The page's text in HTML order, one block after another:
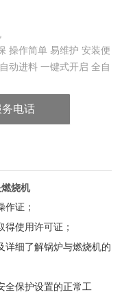
操作简单 易维护 安装便
动进料 一键式开启 全自
务电话
烧机
证；
使用许可证；
详细了解锅炉与燃烧机的
全保护设置的正常工